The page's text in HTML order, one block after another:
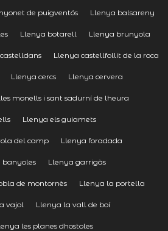
de puigventós Llenya balsareny
Llenya botarell Llenya brunyola
Llenya castellfollit de la roca
Llenya cercs Llenya cervera
monells i sant sadurní de lheura
Llenya els guiamets
del camp Llenya foradada
Llenya garrigàs
de montornès Llenya la portella
vajol Llenya la vall de boí
les planes dhostoles